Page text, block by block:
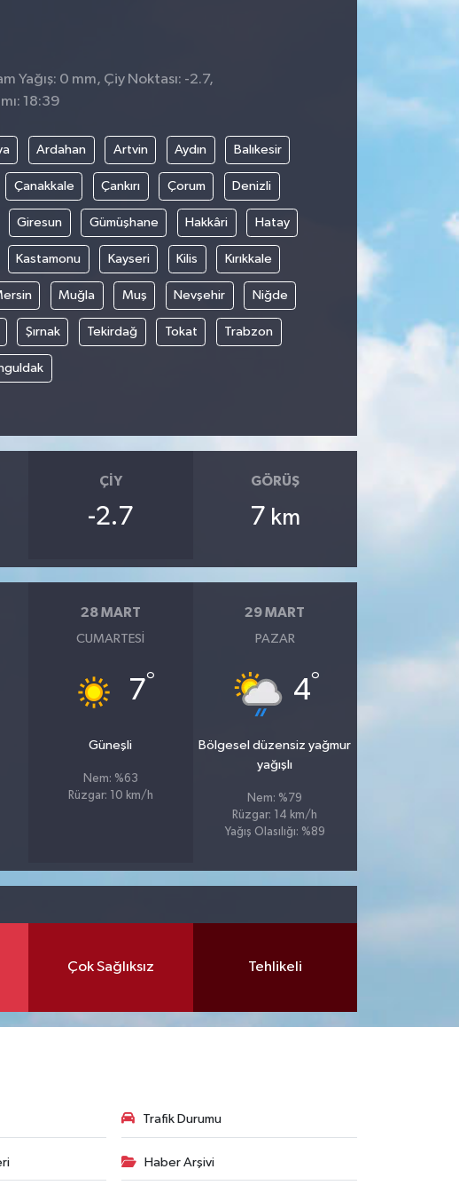
Yağış: 0 mm, Çiy Noktası: -2.7,
18:39
Ardahan Artvin Aydın Balıkesir
Çanakkale Çankırı Çorum Denizli
Giresun Gümüşhane Hakkâri Hatay
Kastamonu Kayseri Kilis Kırıkkale
Muğla Muş Nevşehir Niğde
Şırnak Tekirdağ Tokat Trabzon
ÇIY
-2.7
GÖRÜŞ
7 km
28 MART
CUMARTESI
7°
Güneşli
Nem: %63
Rüzgar: 10 km/h
29 MART
PAZAR
4°
Bölgesel düzensiz yağmur
yağışlı
Nem: %79
Rüzgar: 14 km/h
Yağış Olasılığı: %89
Çok Sağlıksız Tehlikeli
Trafik Durumu
Haber Arşivi